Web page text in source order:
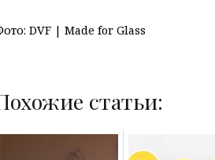
DVF | Made for Glass
статьи: